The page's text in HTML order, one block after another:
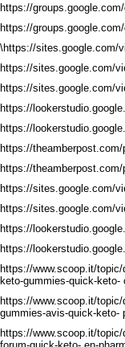
https://
https://
\https://sites.google.com/
https://sites.google.com/
https://sites.google.com/
https://
https://
https://
https://
https://sites.google.com/
https://sites.google.com/
https://
https://
https://www.scoop.it/
keto-gummies-quick-keto-
https://www.scoop.it/
gummies-avis-quick-keto-
https://www.scoop.it/